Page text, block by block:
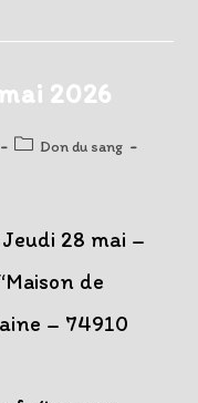
2026
PostDon du sang
28 mai –
de
– 74910